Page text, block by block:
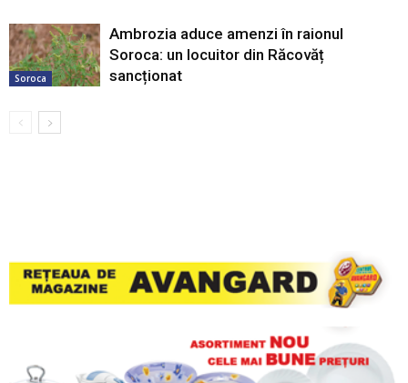
Soroca
Ambrozia aduce amenzi în raionul
Soroca: un locuitor din Răcovăț
sancționat